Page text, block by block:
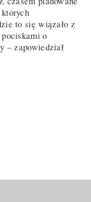
to się wiązało z
o
– zapowiedział